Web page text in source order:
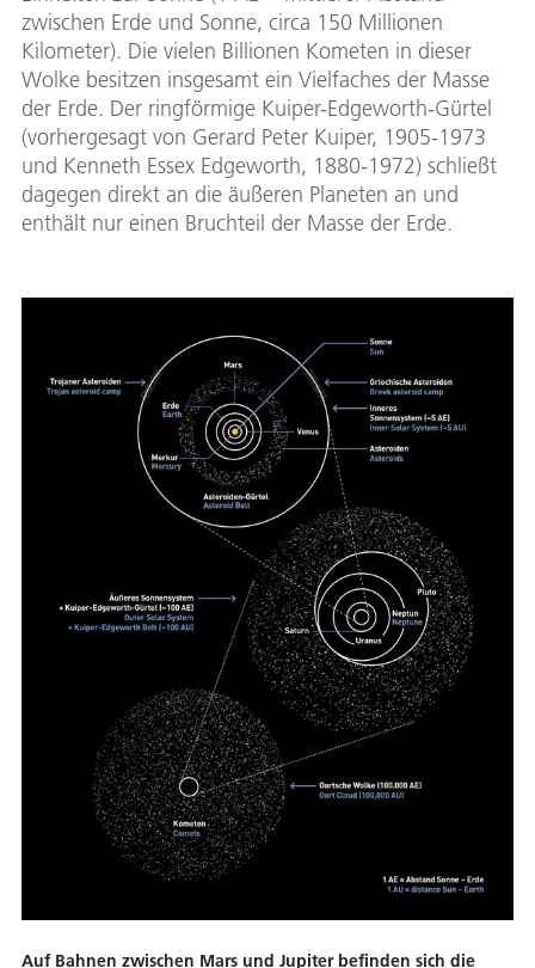
zwischen Erde und Sonne, circa 150 Millionen
Kilometer). Die vielen Billionen Kometen in dieser
Wolke besitzen insgesamt ein Vielfaches der Masse
der Erde. Der ringförmige Kuiper-Edgeworth-Gürtel
(vorhergesagt von Gerard Peter Kuiper, 1905-1973
und Kenneth Essex Edgeworth, 1880-1972) schließt
dagegen direkt an die äußeren Planeten an und
enthält nur einen Bruchteil der Masse der Erde.
Auf Bahnen zwischen Mars und Jupiter befinden sich die